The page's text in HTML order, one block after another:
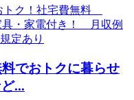
料でおトクに暮らせ
...